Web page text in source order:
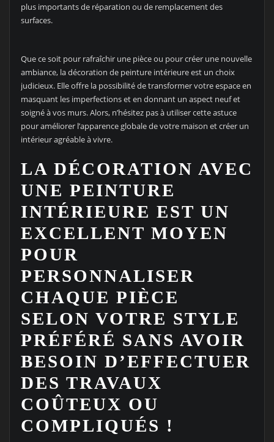
plus importants de réparation ou de remplacement des
surfaces.
Que ce soit pour rafraîchir une pièce ou pour créer une nouvelle
ambiance, la décoration de peinture intérieure est un choix
judicieux. Elle offre la possibilité de transformer votre espace en
masquant les imperfections et en donnant un aspect neuf et
soigné à vos murs. Alors, n’hésitez pas à utiliser cette astuce
pour améliorer l’apparence globale de votre maison et créer un
intérieur agréable à vivre.
LA DÉCORATION AVEC
UNE PEINTURE
INTÉRIEURE EST UN
EXCELLENT MOYEN
POUR
PERSONNALISER
CHAQUE PIÈCE
SELON VOTRE STYLE
PRÉFÉRÉ SANS AVOIR
BESOIN D’EFFECTUER
DES TRAVAUX
COÛTEUX OU
COMPLIQUÉS !